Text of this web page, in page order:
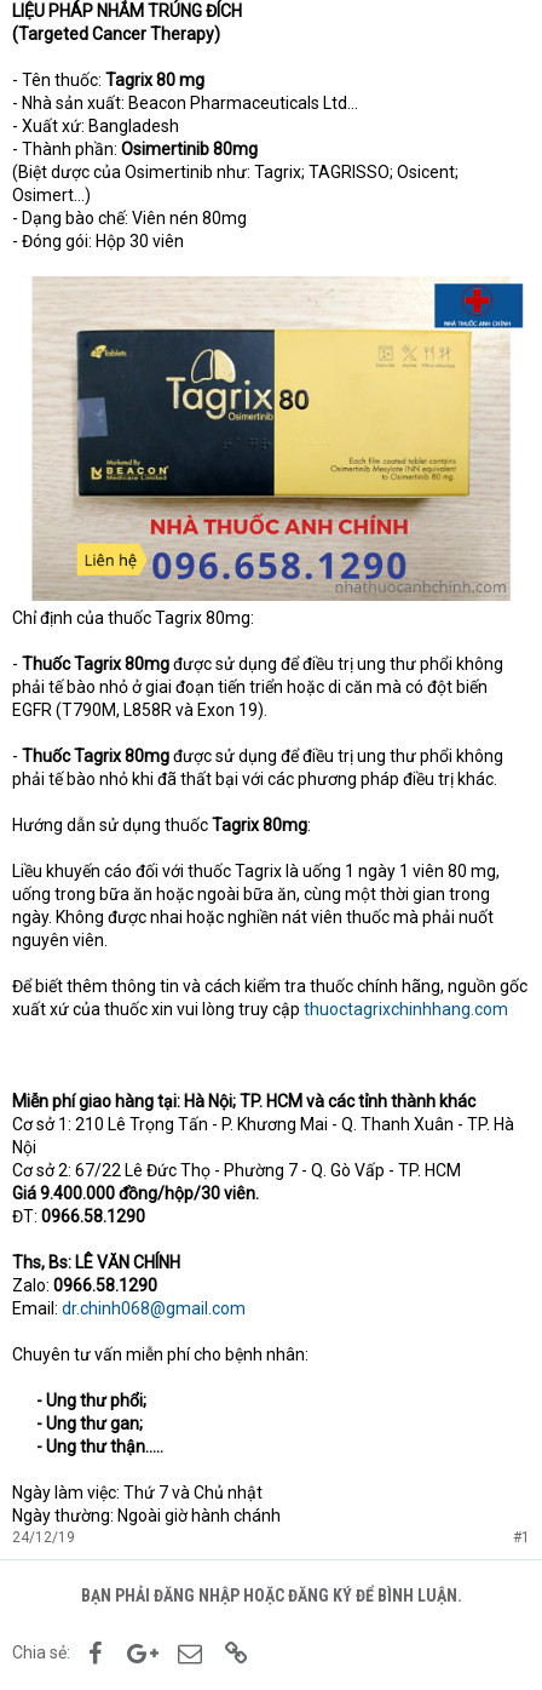
LIỆU PHÁP NHẮM TRÚNG ĐÍCH
(Targeted Cancer Therapy)
- Tên thuốc: Tagrix 80 mg
- Nhà sản xuất: Beacon Pharmaceuticals Ltd...
- Xuất xứ: Bangladesh
- Thành phần: Osimertinib 80mg
(Biệt dược của Osimertinib như: Tagrix; TAGRISSO; Osicent;
Osimert...)
- Dạng bào chế: Viên nén 80mg
- Đóng gói: Hộp 30 viên
Chỉ định của thuốc Tagrix 80mg:
- Thuốc Tagrix 80mgđược sử dụng để điều trị ung thư phổi không
phải tế bào nhỏ ở giai đoạn tiến triển hoặc di căn mà có đột biến
EGFR (T790M, L858R và Exon 19).
- Thuốc Tagrix 80mgđược sử dụng để điều trị ung thư phổi không
phải tế bào nhỏ khi đã thất bại với các phương pháp điều trị khác.
Hướng dẫn sử dụng thuốcTagrix 80mg:
Liều khuyến cáo đối với thuốc Tagrix là uống 1 ngày 1 viên 80 mg,
uống trong bữa ăn hoặc ngoài bữa ăn, cùng một thời gian trong
ngày. Không được nhai hoặc nghiền nát viên thuốc mà phải nuốt
nguyên viên.
Để biết thêm thông tin và cách kiểm tra thuốc chính hãng, nguồn gốc
xuất xứ của thuốc xin vui lòng truy cập thuoctagrixchinhhang.com
Miễn phí giao hàng tại: Hà Nội; TP. HCM và các tỉnh thành khác
Cơ sở 1: 210 Lê Trọng Tấn - P. Khương Mai - Q. Thanh Xuân - TP. Hà
Nội
Cơ sở 2: 67/22 Lê Đức Thọ - Phường 7 - Q. Gò Vấp - TP. HCM
Giá 9.400.000 đồng/hộp/30 viên.
ĐT: 0966.58.1290
Ths, Bs: LÊ VĂN CHÍNH
Zalo: 0966.58.1290
Email: dr.chinh068@gmail.com
Chuyên tư vấn miễn phí cho bệnh nhân:
- Ung thư phổi;
- Ung thư gan;
- Ung thư thận…..
Ngày làm việc: Thứ 7 và Chủ nhật
Ngày thường: Ngoài giờ hành chánh
24/12/19 #1
BẠN PHẢI ĐĂNG NHẬP HOẶC ĐĂNG KÝ ĐỂ BÌNH LUẬN.
Chia sẻ: FacebookGoogle+Email